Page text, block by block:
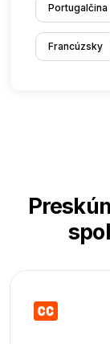
Portugalčina
Francúzsky